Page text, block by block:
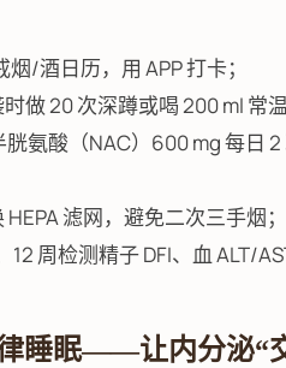
/酒日历，用 APP 打卡；
做 20 次深蹲或喝 200 ml 常温
氨酸（NAC）600 mg 每日
滤网，避免二次三手烟；
周检测精子 DFI、血 ALT/
睡眠——让内分泌“